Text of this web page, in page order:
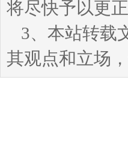
将尽快予以更正
3、本站转载
其观点和立场